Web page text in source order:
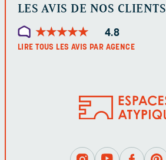
LES AVIS DE NOS CLIENTS
★★★★★
★★★★★ 4.8
LIRE TOUS LES AVIS PAR AGENCE